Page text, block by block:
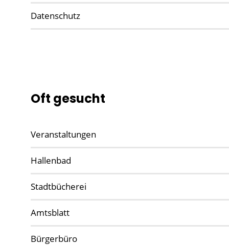
Datenschutz
Oft gesucht
Veranstaltungen
Hallenbad
Stadtbücherei
Amtsblatt
Bürgerbüro